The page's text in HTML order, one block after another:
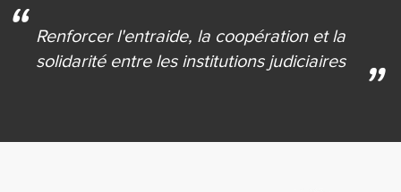
Renforcer l'entraide, la coopération et la
solidaritéentre les institutions judiciaires